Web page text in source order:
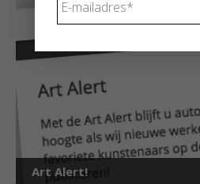
Art Alert!
mailadres *